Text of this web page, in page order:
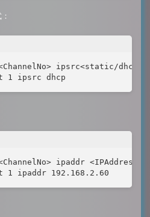
ipsrc<static/dhcp>
1 ipsrc dhcp
ipaddr <IPAddress>
ipaddr 192.168.2.60